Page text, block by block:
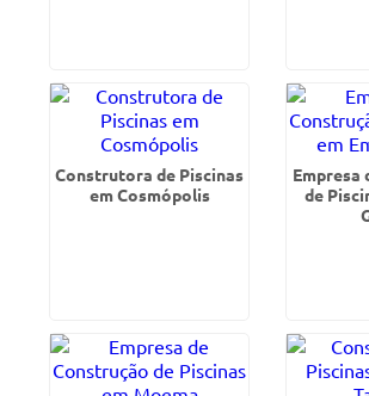
Construtora de Piscinas
em Cosmópolis
Empresa
de